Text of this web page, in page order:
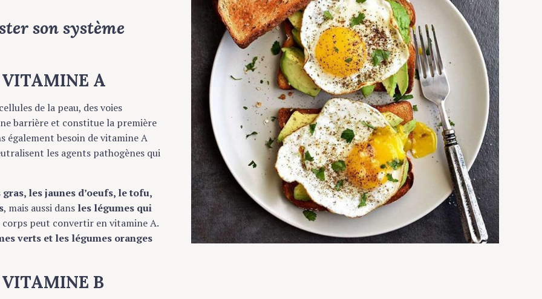
son système
A
de la peau, des voies
barrière et constitue la première
également besoin de vitamine A
les agents pathogènes qui
les jaunes d’oeufs, le tofu,
, mais aussi dans les légumes qui
corps peut convertir en vitamine A.
verts et les légumes oranges
B